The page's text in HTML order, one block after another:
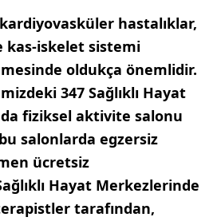
hastalıklar,
kas-iskelet sistemi
oldukça önemlidir.
347 Sağlıklı Hayat
fiziksel aktivite salonu
salonlarda egzersiz
ücretsiz
Hayat Merkezlerinde
tarafından,